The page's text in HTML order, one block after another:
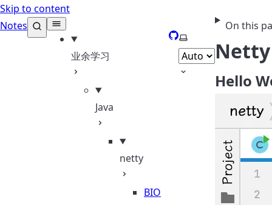
Skip to content
Notes
业余学习
Java
netty
BIO
GitHub
Select theme
On this
Netty
Hello